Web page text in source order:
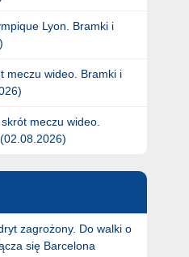
Lyon. Bramki i
meczu wideo. Bramki i
meczu wideo.
zagrożony. Do walki o
się Barcelona